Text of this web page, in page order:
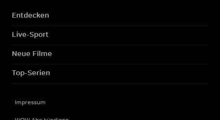
Entdecken
Live-Sport
Neue Filme
Top-Serien
Impressum